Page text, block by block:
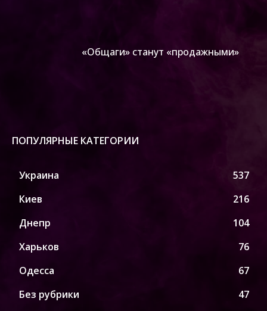
«Общаги» станут «продажными»
ПОПУЛЯРНЫЕ КАТЕГОРИИ
Украина
537
Киев
216
Днепр
104
Харьков
76
Одесса
67
Без рубрики
47